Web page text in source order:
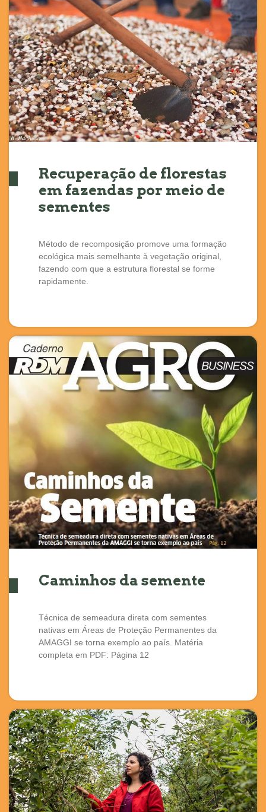
Recuperação de florestas
em fazendas por meio de
sementes
Método de recomposição promove uma formação
ecológica mais semelhante à vegetação original,
fazendo com que a estrutura florestal se forme
rapidamente.
Caminhos da semente
Técnica de semeadura direta com sementes
nativas em Áreas de Proteção Permanentes da
AMAGGI se torna exemplo ao país. Matéria
completa em PDF: Página 12